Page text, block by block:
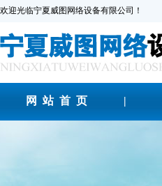
欢迎光临宁夏威图网络设备有限公司！
网站首页 |